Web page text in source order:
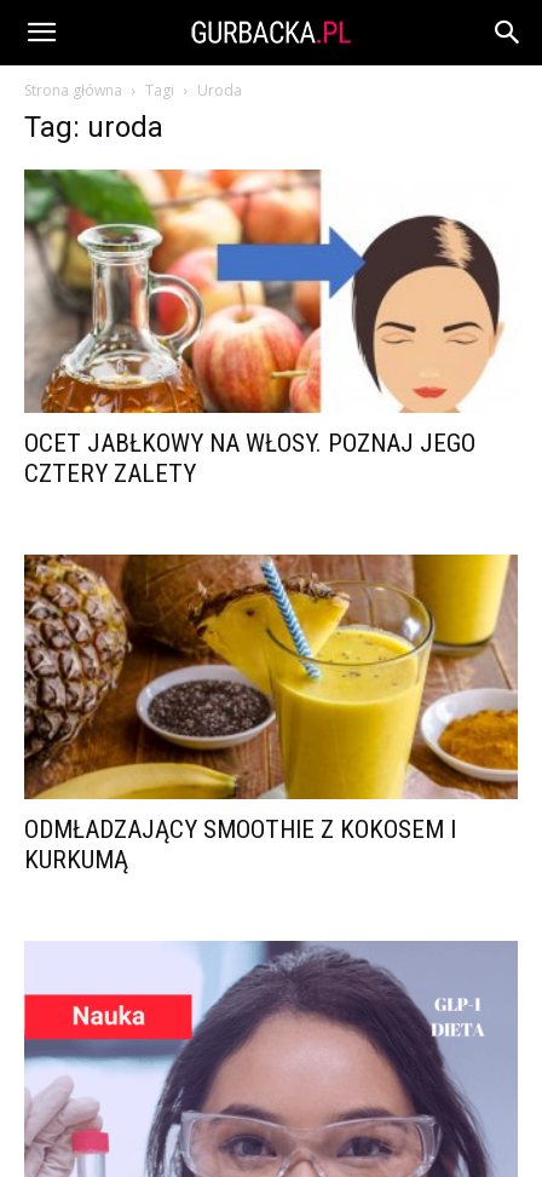
Strona główna Tagi Uroda
Tag: uroda
OCET JABŁKOWY NA WŁOSY. POZNAJ JEGO
CZTERY ZALETY
ODMŁADZAJĄCY SMOOTHIE Z KOKOSEM I
KURKUMĄ